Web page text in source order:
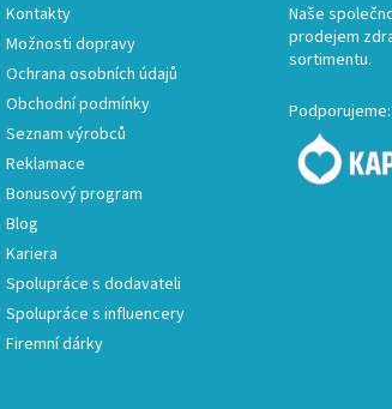
Kontakty
Možnosti dopravy
Ochrana osobních údajů
Obchodní podmínky
Seznam výrobců
Reklamace
Bonusový program
Blog
Kariera
Spolupráce s dodavateli
Spolupráce s influencery
Firemní dárky
Naše
prodejem
sortimentu.
Podporujeme: